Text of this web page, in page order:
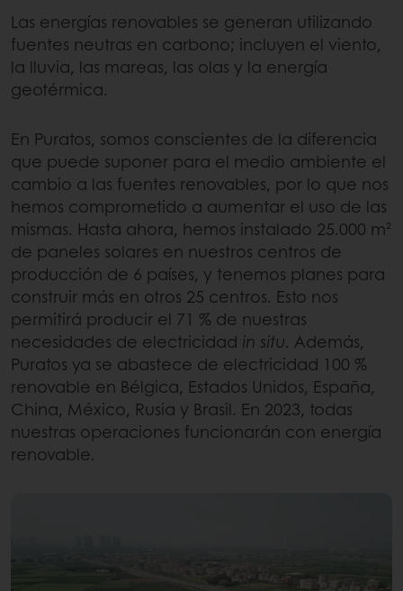
Las energías renovables se generan utilizando
fuentes neutras en carbono; incluyen el viento,
la lluvia, las mareas, las olas y la energía
geotérmica.
En Puratos, somos conscientes de la diferencia
que puede suponer para el medio ambiente el
cambio a las fuentes renovables, por lo que nos
hemos comprometido a aumentar el uso de las
mismas. Hasta ahora, hemos instalado 25.000 m²
de paneles solares en nuestros centros de
producción de 6 países, y tenemos planes para
construir más en otros 25 centros. Esto nos
permitirá producir el 71 % de nuestras
necesidades de electricidad in situ. Además,
Puratos ya se abastece de electricidad 100 %
renovable en Bélgica, Estados Unidos, España,
China, México, Rusia y Brasil. En 2023, todas
nuestras operaciones funcionarán con energía
renovable.